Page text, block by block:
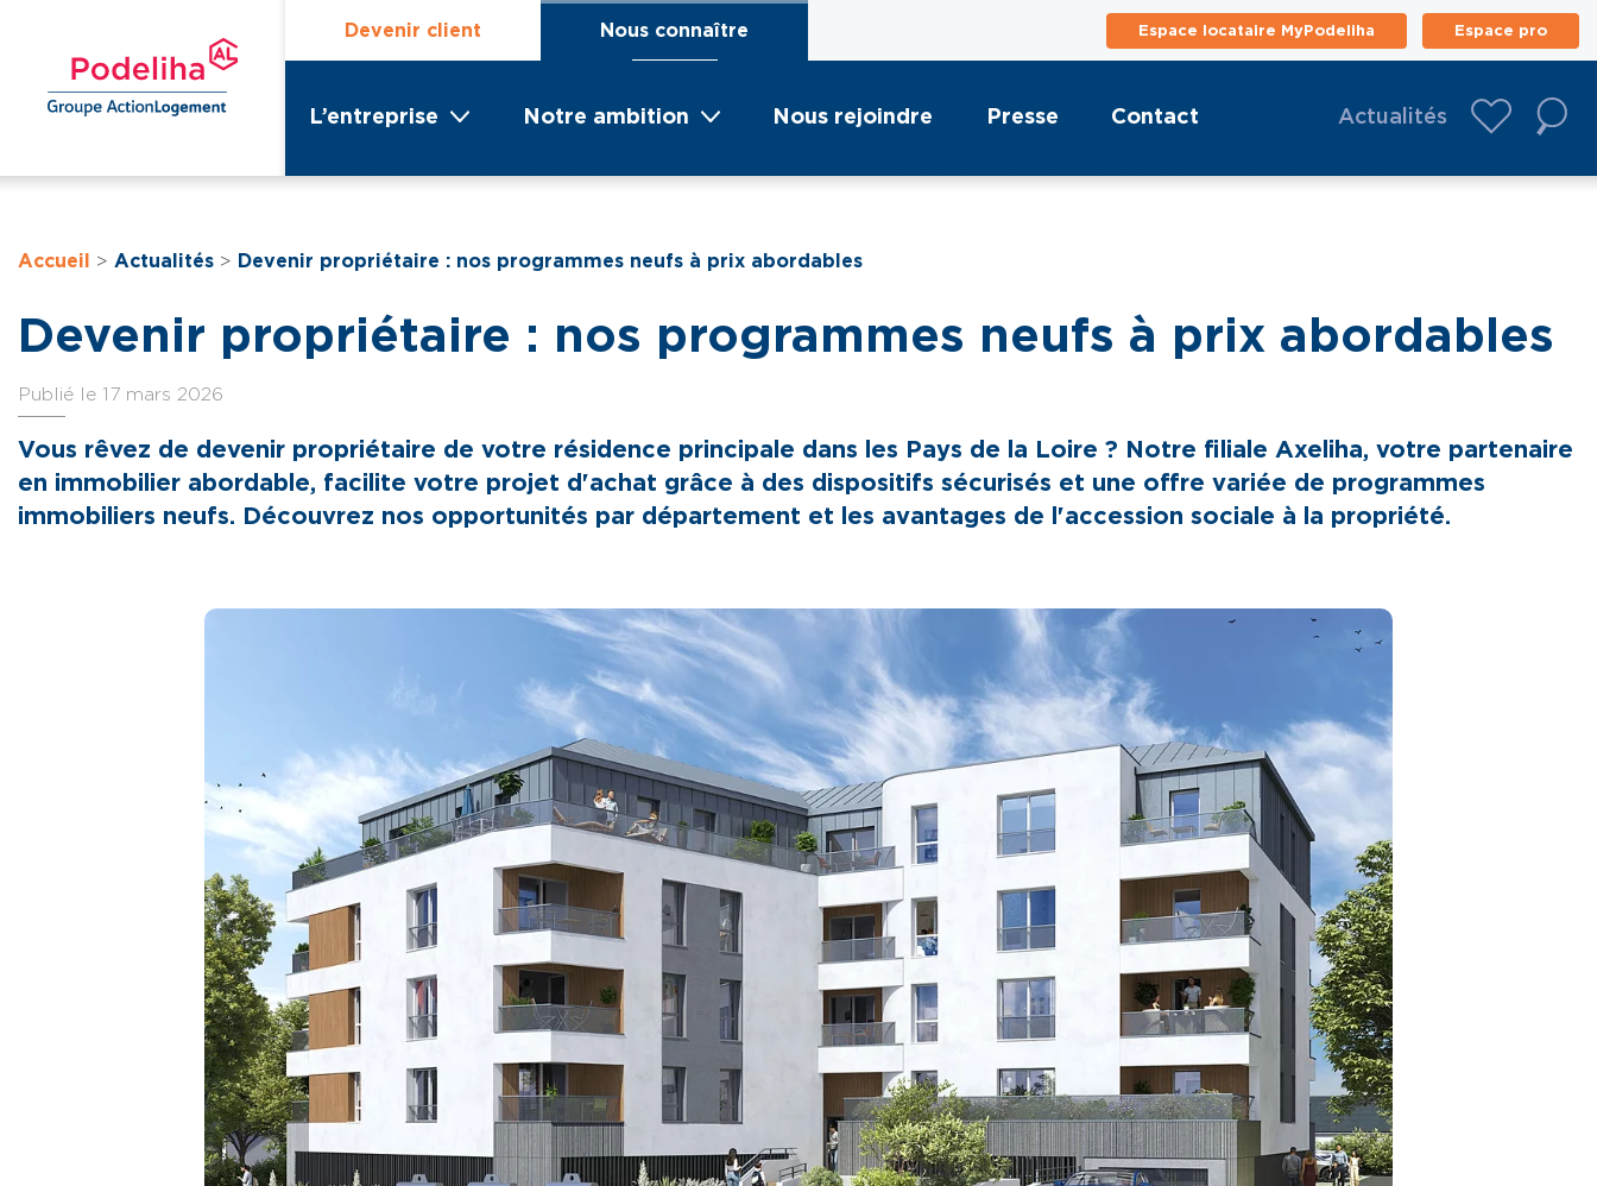
Devenir client Nous connaître Espace locataire MyPodeliha Espace pro
L’entreprise Notre ambition Nous rejoindre Presse Contact Actualités
Accueil > Actualités > Devenir propriétaire : nos programmes neufs à prix abordables
Devenir propriétaire : nos programmes neufs à prix abordables
Publié le 17 mars 2026
Vous rêvez de devenir propriétaire de votre résidence principale dans les Pays de la Loire ? Notre filiale Axeliha, votre partenaire
en immobilier abordable, facilite votre projet d'achat grâce à des dispositifs sécurisés et une offre variée de programmes
immobiliers neufs. Découvrez nos opportunités par département et les avantages de l'accession sociale à la propriété.